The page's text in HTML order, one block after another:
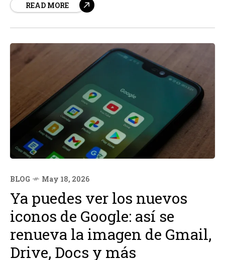
asequibles. El Asimov DIY Kit, por ejemplo, ofrece un
READ MORE
BLOG May 18, 2026
Ya puedes ver los nuevos
iconos de Google: así se
renueva la imagen de Gmail,
Drive, Docs y más